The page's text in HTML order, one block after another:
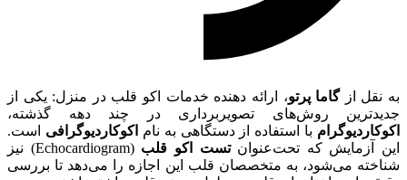
به نقل ازگاما پرتو، ارائه دهنده خدمات اکو قلب در منزل: یکی از
جدیدترین روش‌های تصویربرداری در چند دهه گذشته،
اکوکاردیوگرام با استفاده از دستگاهی به نام اکوکاردیوگرافی است.
این آزمایش که تحت‌عنوانتست اکو قلب
(Echocardiogram) نیز
شناخته می‌شود، به متخصصان قلب این اجازه را می‌دهد تا بررسی